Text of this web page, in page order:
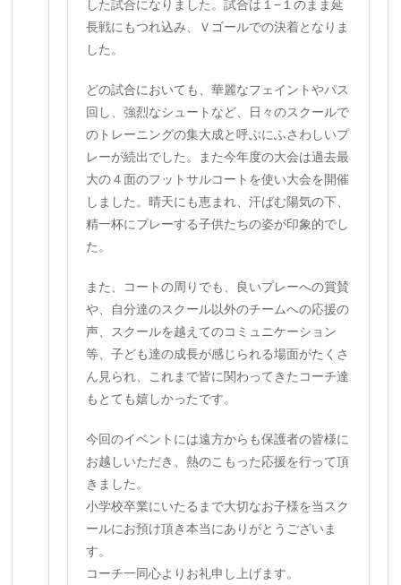
した試合になりました。試合は１−１のまま延
長戦にもつれ込み、Ｖゴールでの決着となりま
した。
どの試合においても、華麗なフェイントやパス
回し、強烈なシュートなど、日々のスクールで
のトレーニングの集大成と呼ぶにふさわしいプ
レーが続出でした。また今年度の大会は過去最
大の４面のフットサルコートを使い大会を開催
しました。晴天にも恵まれ、汗ばむ陽気の下、
精一杯にプレーする子供たちの姿が印象的でし
た。
また、コートの周りでも、良いプレーへの賞賛
や、自分達のスクール以外のチームへの応援の
声、スクールを越えてのコミュニケーション
等、子ども達の成長が感じられる場面がたくさ
ん見られ、これまで皆に関わってきたコーチ達
もとても嬉しかったです。
今回のイベントには遠方からも保護者の皆様に
お越しいただき、熱のこもった応援を行って頂
きました。
小学校卒業にいたるまで大切なお子様を当スク
ールにお預け頂き本当にありがとうございま
す。
コーチ一同心よりお礼申し上げます。